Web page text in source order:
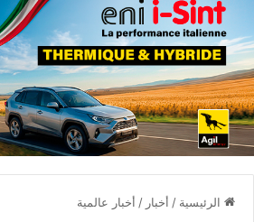
الرئيسية / أخبار / أخبار عالمية